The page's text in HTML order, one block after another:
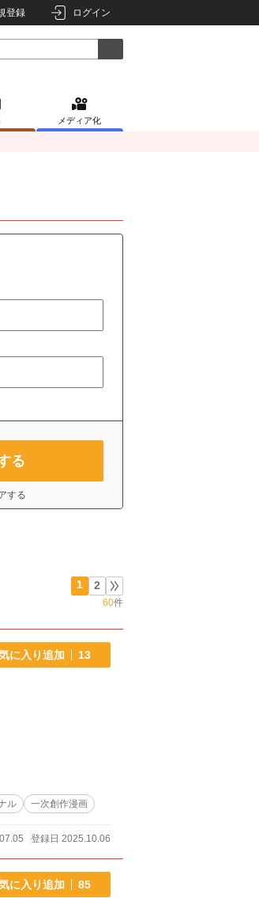
登録 ログイン
メディア化
る
する
1 2
60件
に入り追加 13
ル 一次創作漫画
登録日 2025.10.06
に入り追加 85